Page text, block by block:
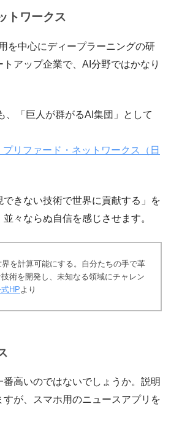
トワークス
を中心にディープラーニングの研
アップ企業で、AI分野ではかなり
、「巨人が群がるAI集団」として
リファード・ネットワークス（日
できない技術で世界に貢献する」を
々ならぬ自信を感じさせます。
界を計算可能にする。自分たちの手で革
術を開発し、未知なる領域にチャレン
HP より
高いのではないでしょうか。説明
が、スマホ用のニュースアプリを